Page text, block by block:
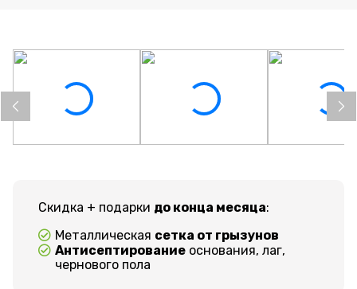
Скидка + подарки до конца месяца:
Металлическая сетка от грызунов
Антисептированиеоснования, лаг,
чернового пола